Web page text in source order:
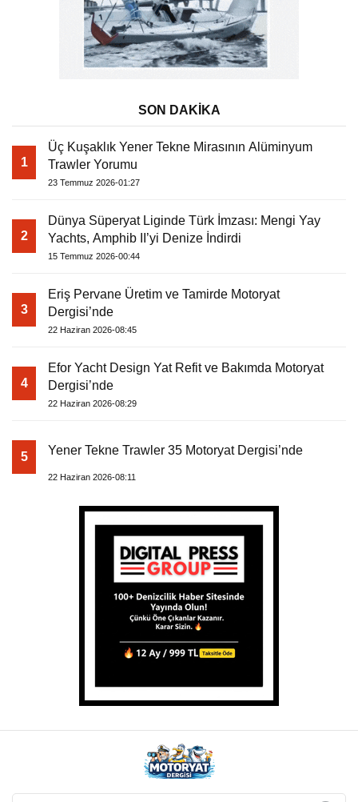
SON DAKİKA
1
Üç Kuşaklık Yener Tekne Mirasının Alüminyum
Trawler Yorumu
23 Temmuz 2026-01:27
2
Dünya Süperyat Liginde Türk İmzası: Mengi Yay
Yachts, Amphib II’yi Denize İndirdi
15 Temmuz 2026-00:44
3
Eriş Pervane Üretim ve Tamirde Motoryat
Dergisi’nde
22 Haziran 2026-08:45
4
Efor Yacht Design Yat Refit ve Bakımda Motoryat
Dergisi’nde
22 Haziran 2026-08:29
5 Yener Tekne Trawler 35 Motoryat Dergisi’nde
22 Haziran 2026-08:11